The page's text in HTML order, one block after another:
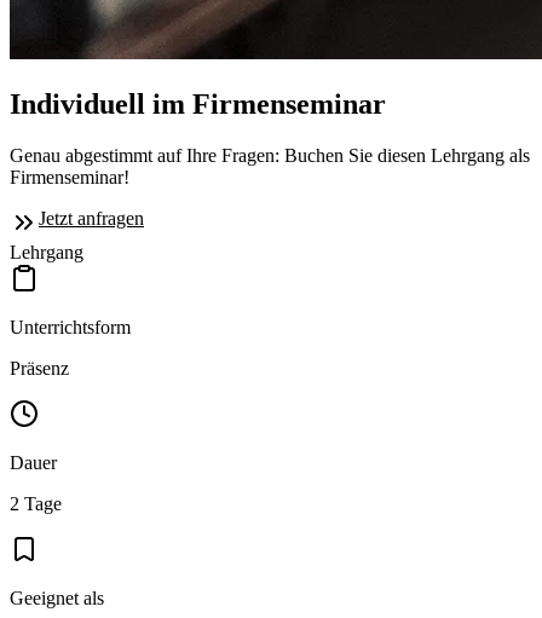
Individuell im Firmenseminar
Genau abgestimmt auf Ihre Fragen: Buchen Sie diesen Lehrgang als
Firmenseminar!
Jetzt anfragen
Lehrgang
Unterrichtsform
Präsenz
Dauer
2 Tage
Geeignet als